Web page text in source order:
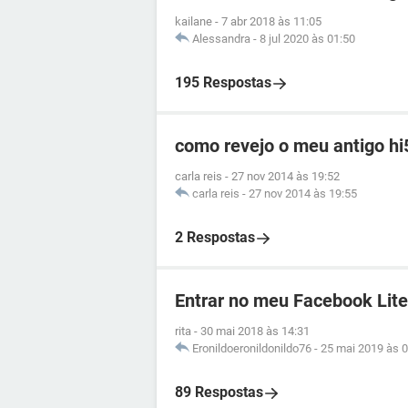
kailane - 7 abr 2018 às 11:05
Alessandra - 8 jul 2020 às 01:50
195 Respostas
como revejo o meu antigo
carla reis - 27 nov 2014 às 19:52
carla reis - 27 nov 2014 às 19:55
2 Respostas
Entrar no meu Facebook Lite
rita - 30 mai 2018 às 14:31
Eronildoeronildonildo76 - 25 mai 2019 às
89 Respostas